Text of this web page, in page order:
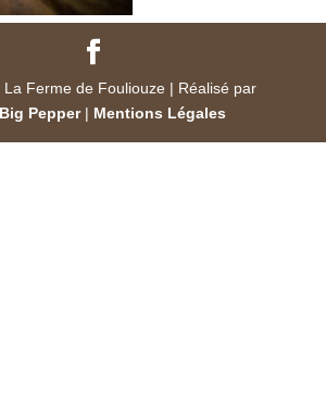
La Ferme de Fouliouze | Réalisé par
Pepper| Mentions Légales